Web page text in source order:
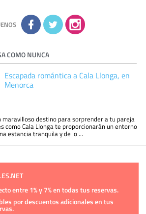
sobre cómo tratamos sus datos en la
COMO NUNCA
Escapada romántica a Cala Llonga, en
Menorca
maravilloso destino para sorprender a tu pareja
como Cala Llonga te proporcionarán un entorno
estancia tranquila y de lo ...
entre 1% y 7% en todas tus reservas.
por descuentos adicionales en tus